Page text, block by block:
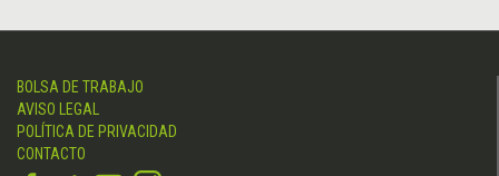
BOLSA DE TRABAJO
AVISO LEGAL
POLÍTICA DE PRIVACIDAD
CONTACTO